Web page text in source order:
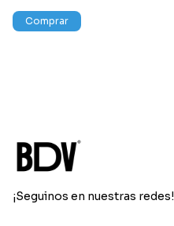
Comprar
¡Seguinos en nuestras redes!